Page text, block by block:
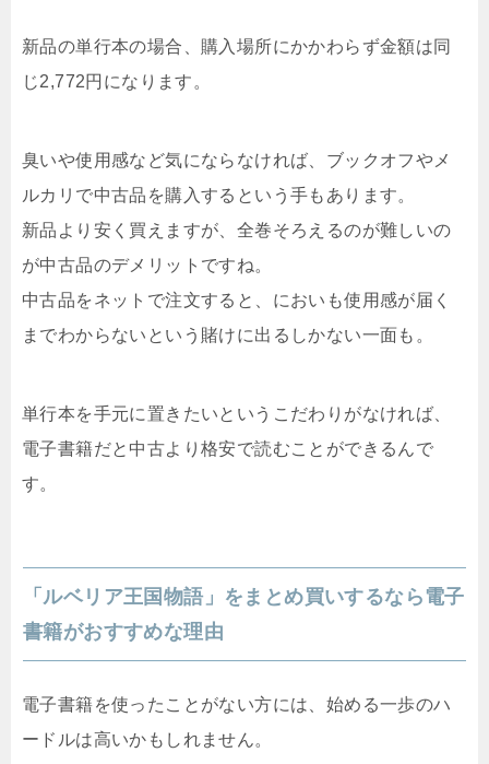
新品の単行本の場合、購入場所にかかわらず金額は同
じ2,772円になります。
臭いや使用感など気にならなければ、ブックオフやメ
ルカリで中古品を購入するという手もあります。
新品より安く買えますが、全巻そろえるのが難しいの
が中古品のデメリットですね。
中古品をネットで注文すると、においも使用感が届く
までわからないという賭けに出るしかない一面も。
単行本を手元に置きたいというこだわりがなければ、
電子書籍だと中古より格安で読むことができるんで
す。
「ルベリア王国物語」をまとめ買いするなら電子
書籍がおすすめな理由
電子書籍を使ったことがない方には、始める一歩のハ
ードルは高いかもしれません。